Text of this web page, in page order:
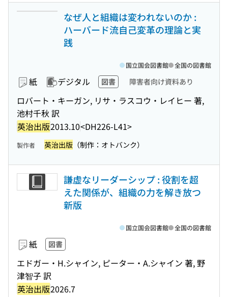
なぜ人と組織は変われないのか :
ハーバード流自己変革の理論と実
践
紙 デジタル 図書 障害者向け資料あり
ロバート・キーガン, リサ・ラスコウ・レイヒー 著,
池村千秋 訳
英治出版2013.10<DH226-L41>
国立国会図書館 全国の図書館
製作者 英治出版 （制作：オトバンク）
謙虚なリーダーシップ : 役割を超
えた関係が、組織の力を解き放つ
新版
紙 図書
エドガー・H.シャイン, ピーター・A.シャイン 著, 野
津智子 訳
英治出版2026.7
国立国会図書館 全国の図書館